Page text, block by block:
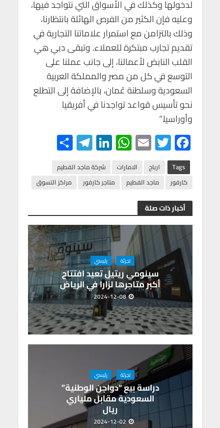
لدخولها وكذلك في الأسواق التي نتواجد فيها،
وعليه فإن الكثير من الفرص الهائلة بانتظارنا،
وذلك بالتزامن مع استمرار علاماتنا التجارية في
تقديم تجارب مبتكرة للعملاء. وتبقى دبي هي
القلب النابض لأعمالنا، إلى جانب عملنا على
التوسع في كل من مصر والمملكة العربية
السعودية وسلطنة عُمان، بالإضافة إلى التطلع
نحو تأسيس قواعد تواجدنا في أفريقيا
وأوراسيا.”
F
ac
e
b
o
o
k
T
wi
tt
er
E
m
ail
W
h
at
s
p
p
Li
n
ke
dI
Te
le
gr
a
ar
e
Tags ارباح الامارات
شركة ماجد الفطيم
كارفور
ماجد الفطيم متاجر كارفور مراكز التسوق
أخبار ذات صلة
تجزئة رئيسي
سينومي ريتيل تعيد افتتاح
أكبر متاجرها لزارا في الرياض
2024-12-08
تجزئة رئيسي
دراسة بيع “دواجن الوطنية”
السعودية مقابل ملياري
ريال
2024-12-02